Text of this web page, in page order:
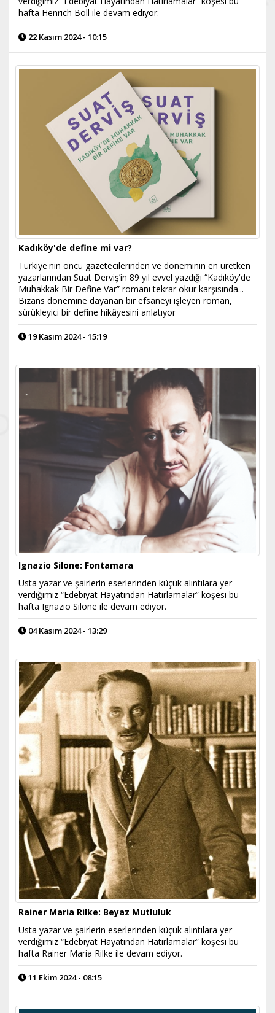
hafta Henrich Böll ile devam ediyor.
22 Kasım 2024 - 10:15
Kadıköy'de define mi var?
Türkiye'nin öncü gazetecilerinden ve döneminin en üretken
yazarlarından Suat Derviş’in 89 yıl evvel yazdığı “Kadıköy'de
Muhakkak Bir Define Var” romanı tekrar okur karşısında...
Bizans dönemine dayanan bir efsaneyi işleyen roman,
sürükleyici bir define hikâyesini anlatıyor
19 Kasım 2024 - 15:19
Ignazio Silone: Fontamara
Usta yazar ve şairlerin eserlerinden küçük alıntılara yer
verdiğimiz “Edebiyat Hayatından Hatırlamalar” köşesi bu
hafta Ignazio Silone ile devam ediyor.
04 Kasım 2024 - 13:29
Rainer Maria Rilke: Beyaz Mutluluk
Usta yazar ve şairlerin eserlerinden küçük alıntılara yer
verdiğimiz “Edebiyat Hayatından Hatırlamalar” köşesi bu
hafta Rainer Maria Rilke ile devam ediyor.
11 Ekim 2024 - 08:15